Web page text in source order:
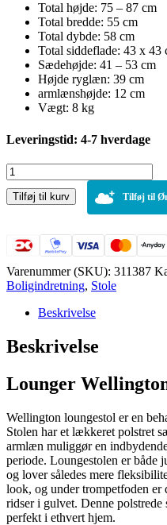
Total højde: 75 – 87 cm
Total bredde: 55 cm
Total dybde: 58 cm
Total siddeflade: 43 x 43
Sædehøjde: 41 – 53 cm
Højde ryglæn: 39 cm
armlænshøjde: 12 cm
Vægt: 8 kg
Leveringstid: 4-7 hverdage
Lounger
Wellington
kunstlæder
Tilføj til kurv Tilføj til
Varenummer (SKU): 311387
Boligindretning, Stole
Beskrivelse
Beskrivelse
Lounger
Wellington loungestol er en
Stolen har et lækkeret polstret
armlæn muliggør en
periode. Loungestolen er både
og lover således mere
look, og under trompetfoden
ridser i gulvet. Denne polstrede
perfekt i ethvert hjem.